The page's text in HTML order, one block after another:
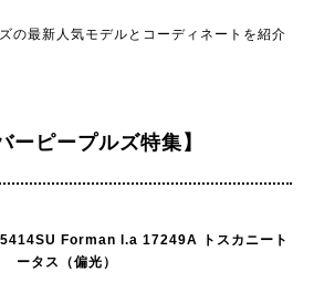
の最新人気モデルとコーディネートを紹介
ーピープルズ特集】
Forman l.a 17249A トスカニート
ータス（偏光）